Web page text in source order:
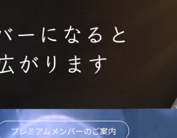
プレミアムメンバーのご案内